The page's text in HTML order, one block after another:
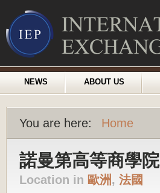
NEWS ABOUT US
You are here: Home
諾曼第高等商學院
Location in 歐洲, 法國